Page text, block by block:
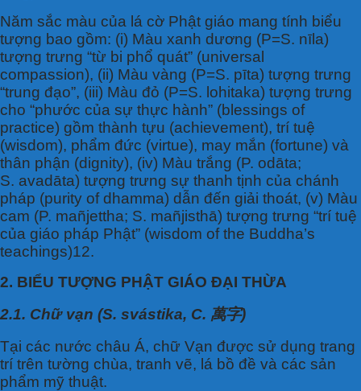
Năm sắc màu của lá cờ Phật giáo mang tính biểu
tượng bao gồm: (i) Màu xanh dương (P=S. nīla)
tượng trưng “từ bi phổ quát” (universal
compassion), (ii) Màu vàng (P=S. pīta) tượng trưng
“trung đạo”, (iii) Màu đỏ (P=S. lohitaka) tượng trưng
cho “phước của sự thực hành” (blessings of
practice) gồm thành tựu (achievement), trí tuệ
(wisdom), phẩm đức (virtue), may mắn (fortune) và
thân phận (dignity), (iv) Màu trắng (P. odāta;
S. avadāta) tượng trưng sự thanh tịnh của chánh
pháp (purity of dhamma) dẫn đến giải thoát, (v) Màu
cam (P. mañjettha; S. mañjisthā) tượng trưng “trí tuệ
của giáo pháp Phật” (wisdom of the Buddha’s
teachings)12.
2. BIỂU TƯỢNG PHẬT GIÁO ĐẠI THỪA
2.1. Chữ vạn (S. svástika, C. 萬字)
Tại các nước châu Á, chữ Vạn được sử dụng trang
trí trên tường chùa, tranh vẽ, lá bồ đề và các sản
phẩm mỹ thuật.